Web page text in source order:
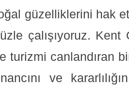
güzelliklerini hak
çalışıyoruz. Kent
turizmi canlandıran
ve